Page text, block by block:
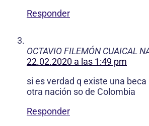
Responder
OCTAVIO FILEMÓN CUAICAL
22.02.2020 a las 1:49 pm
si es verdad q existe una
otra nación so de Colombia
Responder